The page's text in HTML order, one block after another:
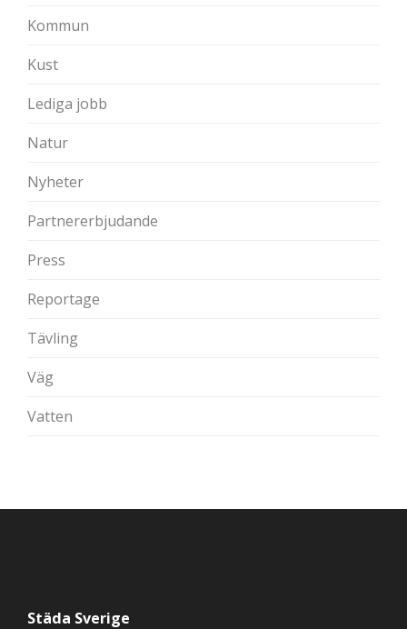
Kommun
Kust
Lediga jobb
Natur
Nyheter
Partnererbjudande
Press
Reportage
Tävling
Väg
Vatten
Städa Sverige